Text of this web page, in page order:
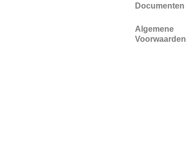
Documenten
Algemene
Voorwaarden